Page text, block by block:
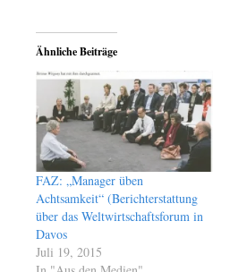
Ähnliche Beiträge
FAZ: „Manager üben
Achtsamkeit“ (Berichterstattung
über das Weltwirtschaftsforum in
Davos
Juli 19, 2015